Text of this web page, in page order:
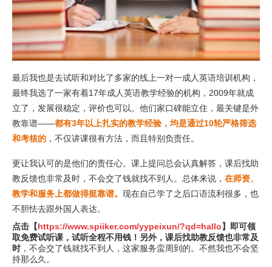
最后我也是去试听和对比了多家的线上一对一成人英语培训机构，
最终我选了一家有着17年成人英语教学经验的机构，2009年就成
立了，发展很稳定，评价也可以。他们家口碑能立住，最关键是外
教靠谱——都有3年以上扎实的教学经验，均是通过10轮严格筛选
和考核的 ，不仅讲课很有方法，而且特别负责任。
更让我认可的是他们的责任心。课上提问总会认真解答，课后找助
教反馈也非常及时，不会交了钱就找不到人。总体来说， 在师资、
教学和服务上都做得挺靠谱。 现在自己学了之后口语流利很多，也
不胆怯去跟外国人表达。
点击【https://www.spiiker.com/yypeixun/?qd=hallo】即可领
取免费试听课，试听全程不用钱！另外，课后找助教反馈也非常及
时 ，不会交了钱就找不到人，这家服务蛮周到的。不然我也不会坚
持那么久。